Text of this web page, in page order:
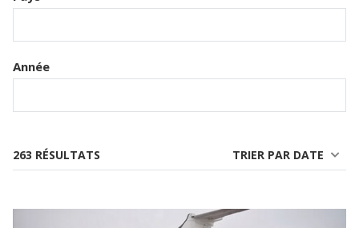
Année
263 RÉSULTATS TRIER PAR DATE